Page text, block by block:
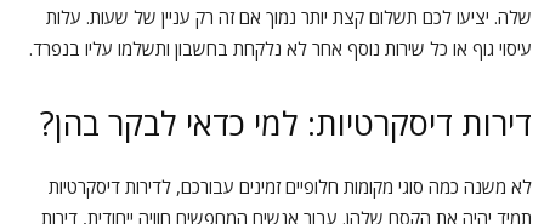
שלה. יציעו לכם תשלום קצת יותר נמוך אם זה רק עניין של שעות. עלות
עיסוי גוף או כל שירות נוסף אחר לא נלקחת בחשבון ותשלמו עליו בנפרד.
דירות דיסקרטיות: למי כדאי לבקר בהן?
לא משנה כמה סוגי מקומות חלופיים זמינים עבורכם, לדירות דיסקרטיות
תמיד יהיה את הקסם שלהן. עבור אנשים המחפשים חוויה ייחודית, דירות